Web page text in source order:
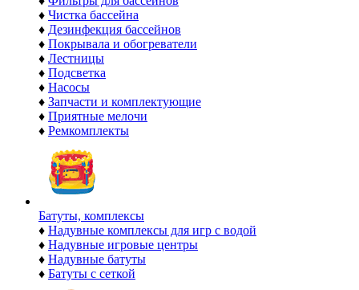
♦ Чистка бассейна
♦ Дезинфекция бассейнов
♦ Покрывала и обогреватели
♦ Лестницы
♦ Подсветка
♦ Насосы
♦ Запчасти и комплектующие
♦ Приятные мелочи
♦ Ремкомплекты
Батуты, комплексы
♦ Надувные комплексы для игр с водой
♦ Надувные игровые центры
♦ Надувные батуты
♦ Батуты с сеткой